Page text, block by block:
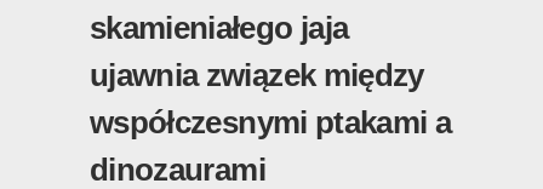
skamieniałego jaja
ujawnia związek między
współczesnymi ptakami a
dinozaurami